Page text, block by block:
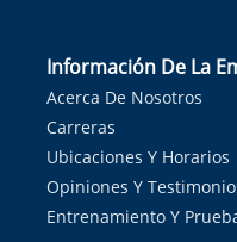
Información De La
Acerca De Nosotros
Carreras
Ubicaciones Y Horarios
Opiniones Y
Entrenamiento Y